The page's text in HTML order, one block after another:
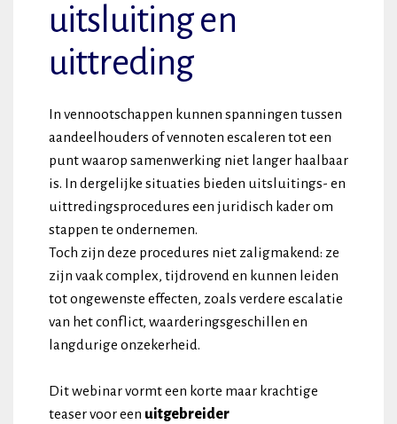
uitsluiting en
uittreding
In vennootschappen kunnen spanningen tussen
aandeelhouders of vennoten escaleren tot een
punt waarop samenwerking niet langer haalbaar
is. In dergelijke situaties bieden uitsluitings- en
uittredingsprocedures een juridisch kader om
stappen te ondernemen.
Toch zijn deze procedures niet zaligmakend: ze
zijn vaak complex, tijdrovend en kunnen leiden
tot ongewenste effecten, zoals verdere escalatie
van het conflict, waarderingsgeschillen en
langdurige onzekerheid.
Dit webinar vormt een korte maar krachtige
teaser voor een uitgebreider